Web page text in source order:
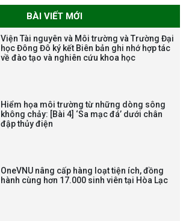
THƯ CẢM ƠN LỄ KỶ NIỆM 40
NĂM XÂY DỰNG VÀ PHÁT TRIỂN
VIỆN (1985-2025) VÀ ĐÓN
vị trí việc làm chức danh nghề
nghiệp chuyên môn dùng
BÀI VIẾT MỚI
Viện Tài nguyên và Môi trường và Trường Đại
học Đông Đô ký kết Biên bản ghi nhớ hợp tác
về đào tạo và nghiên cứu khoa học
Hiểm họa môi trường từ những dòng sông
không chảy: [Bài 4] ‘Sa mạc đá’ dưới chân
đập thủy điện
OneVNU nâng cấp hàng loạt tiện ích, đồng
hành cùng hơn 17.000 sinh viên tại Hòa Lạc